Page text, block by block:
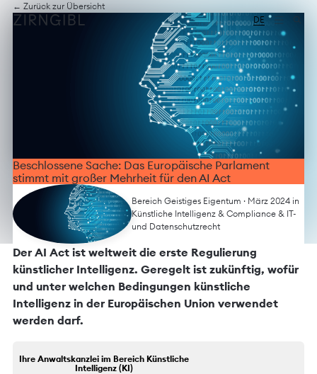
Zum
Inhalt
Diese
Website
technisch
umgesetzt
Fokus
durchdachtes
Design,
Webtechnologien
und
barrierefreien
DE
← Zurück zur Übersicht
Beschlossene Sache: Das Europäische Parlament
stimmt mit großer Mehrheit für den AI Act
Bereich Geistiges Eigentum · März 2024 in
Künstliche Intelligenz & Compliance & IT-
und Datenschutzrecht
Der AI Act ist weltweit die erste Regulierung
künstlicher Intelligenz. Geregelt ist zukünftig, wofür
und unter welchen Bedingungen künstliche
Intelligenz in der Europäischen Union verwendet
werden darf.
Ihre Anwaltskanzlei im Bereich Künstliche
Intelligenz (KI)